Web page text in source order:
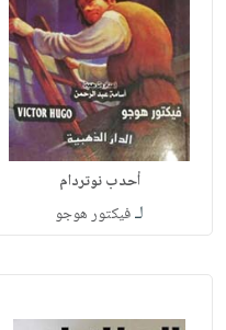
أحدب نوتردام
لـفيكتور هوجو